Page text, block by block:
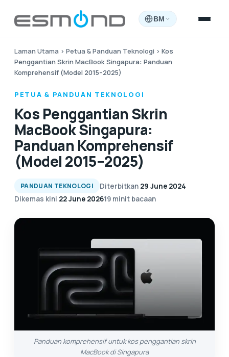
BM
Laman Utama › Petua & Panduan Teknologi › Kos
Penggantian Skrin MacBook Singapura: Panduan
Komprehensif (Model 2015–2025)
PETUA & PANDUAN TEKNOLOGI
Kos Penggantian Skrin
MacBook Singapura:
Panduan Komprehensif
(Model 2015–2025)
PANDUAN TEKNOLOGI Diterbitkan 29 June 2024
Dikemas kini 22 June 202619 minit bacaan
Panduan komprehensif untuk kos penggantian skrin
MacBook di Singapura